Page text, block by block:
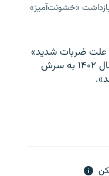
«خشونت‌آمیز»
علت ضربات شدید»
که مأموران در هنگام بازداشت او در سال ۱۴۰۲ به سرش